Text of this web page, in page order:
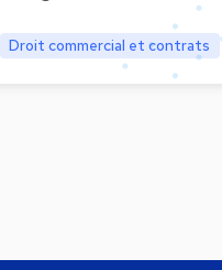
Droit commercial et contrats